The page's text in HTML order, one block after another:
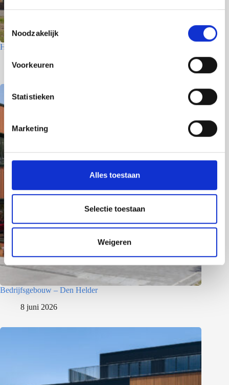
T
o
e
e
m
n
s
s
c
t
i
e
Noodzakelijk
Voorkeuren
Statistieken
Marketing
Alles toestaan
Selectie toestaan
Weigeren
Houtfabriek – Utrecht
7 juli 2026
Bedrijfsgebouw – Den Helder
8 juni 2026